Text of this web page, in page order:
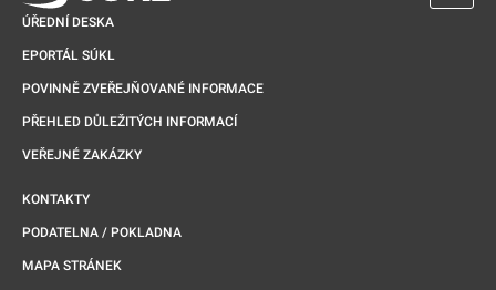
ÚŘEDNÍ DESKA
EPORTÁL SÚKL
POVINNĚ ZVEŘEJŇOVANÉ INFORMACE
PŘEHLED DŮLEŽITÝCH INFORMACÍ
VEŘEJNÉ ZAKÁZKY
KONTAKTY
PODATELNA / POKLADNA
MAPA STRÁNEK